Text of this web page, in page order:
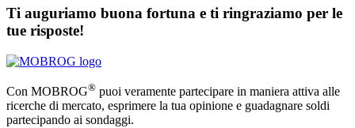
Ti auguriamo buona fortuna e ti ringraziamo per le
tue risposte!
Con MOBROG® puoi veramente partecipare in maniera attiva alle
ricerche di mercato, esprimere la tua opinione e guadagnare soldi
partecipando ai sondaggi.